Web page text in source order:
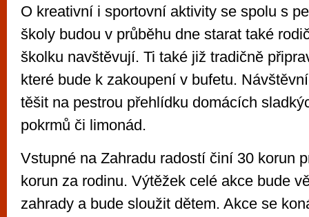
O kreativní i sportovní aktivity se spolu s
školy budou v průběhu dne starat také
školku navštěvují. Ti také již tradičně
které bude k zakoupení v bufetu.
těšit na pestrou přehlídku domácích
pokrmů či limonád.
Vstupné na Zahradu radostí činí 30 korun
korun za rodinu. Výtěžek celé akce bude
zahrady a bude sloužit dětem. Akce se